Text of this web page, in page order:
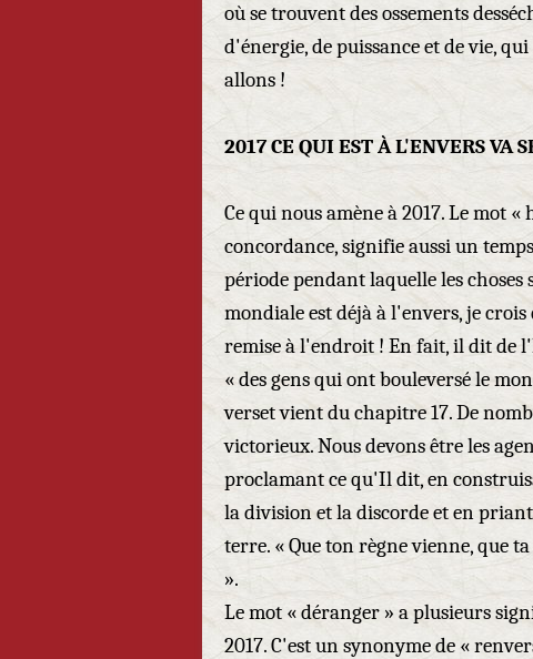
où se trouvent des ossements
d'énergie, de puissance et de vie,
allons !
2017 CE QUI EST À L'ENVERS VA
Ce qui nous amène à 2017. Le mot
concordance, signifie aussi un
période pendant laquelle les
mondiale est déjà à l'envers, je crois
remise à l'endroit ! En fait, il dit de
« des gens qui ont bouleversé le
verset vient du chapitre 17. De
victorieux. Nous devons être les
proclamant ce qu'Il dit, en
la division et la discorde et en
terre. « Que ton règne vienne, que
».
Le mot « déranger » a plusieurs
2017. C'est un synonyme de «